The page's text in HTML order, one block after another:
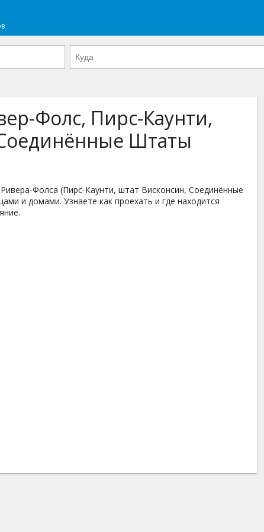
Фолс, Пирс-Каунти,
Штаты
Фолса (Пирс-Каунти, штат Висконсин, Соединённые
и домами. Узнаете как проехать и где находится